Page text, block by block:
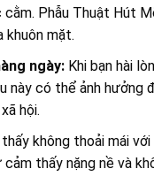
cằm. Phẫu Thuật Hút
khuôn mặt.
ngày:Khi bạn hài
này có thể ảnh
hội.
không thoải mái
thấy nặng nề và